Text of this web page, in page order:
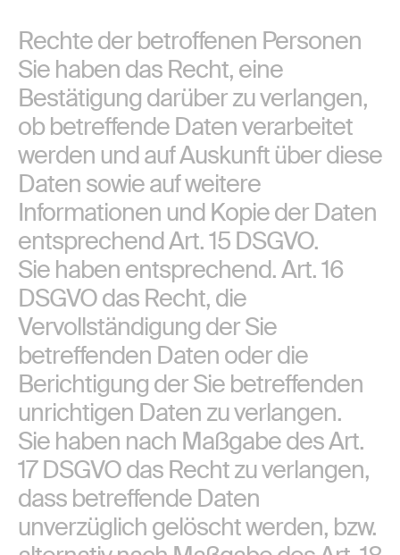
Rechte der betroffenen Personen
Sie haben das Recht, eine
Bestätigung darüber zu verlangen,
ob betreffende Daten verarbeitet
werden und auf Auskunft über diese
Daten sowie auf weitere
Informationen und Kopie der Daten
entsprechend Art. 15 DSGVO.
Sie haben entsprechend. Art. 16
DSGVO das Recht, die
Vervollständigung der Sie
betreffenden Daten oder die
Berichtigung der Sie betreffenden
unrichtigen Daten zu verlangen.
Sie haben nach Maßgabe des Art.
17 DSGVO das Recht zu verlangen,
dass betreffende Daten
unverzüglich gelöscht werden, bzw.